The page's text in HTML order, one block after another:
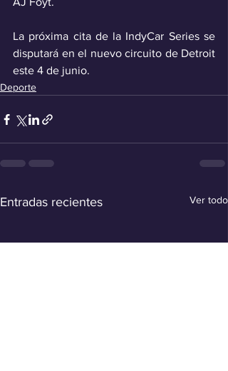
La próxima cita de la IndyCar Series se
disputará en el nuevo circuito de Detroit
este 4 de junio.
Deporte
Entradas recientes Ver todo